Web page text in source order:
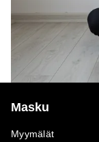
Masku
Myymälät